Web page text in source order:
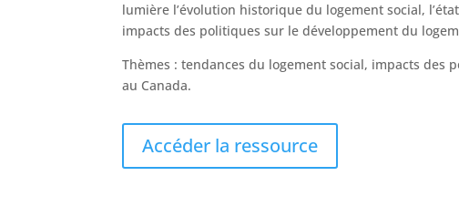
lumière l’évolution historique du logement social,
impacts des politiques sur le développement du
Thèmes : tendances du logement social, impacts
au Canada.
Accéder la ressource